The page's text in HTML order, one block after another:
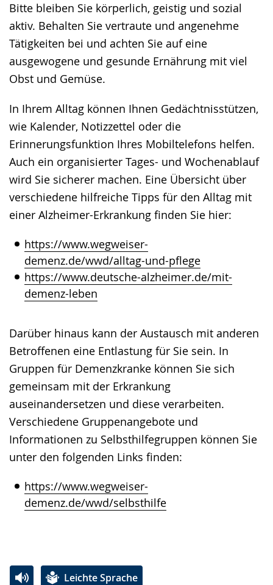
Bitte bleiben Sie körperlich, geistig und sozial
aktiv. Behalten Sie vertraute und angenehme
Tätigkeiten bei und achten Sie auf eine
ausgewogene und gesunde Ernährung mit viel
Obst und Gemüse.
In Ihrem Alltag können Ihnen Gedächtnisstützen,
wie Kalender, Notizzettel oder die
Erinnerungsfunktion Ihres Mobiltelefons helfen.
Auch ein organisierter Tages- und Wochenablauf
wird Sie sicherer machen. Eine Übersicht über
verschiedene hilfreiche Tipps für den Alltag mit
einer Alzheimer-Erkrankung finden Sie hier:
https://www.wegweiser-
demenz.de/wwd/alltag-und-pflege
https://www.deutsche-alzheimer.de/mit-
demenz-leben
Darüber hinaus kann der Austausch mit anderen
Betroffenen eine Entlastung für Sie sein. In
Gruppen für Demenzkranke können Sie sich
gemeinsam mit der Erkrankung
auseinandersetzen und diese verarbeiten.
Verschiedene Gruppenangebote und
Informationen zu Selbsthilfegruppen können Sie
unter den folgenden Links finden:
https://www.wegweiser-
demenz.de/wwd/selbsthilfe
Gebärdensprache
wird
angezeigt.
Leichte Sprache